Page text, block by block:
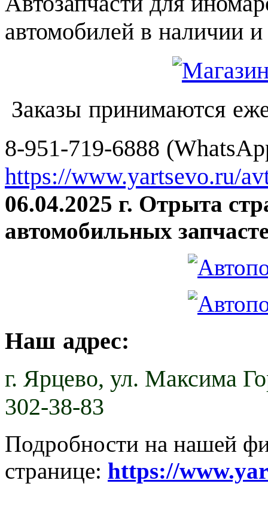
автомобилей в наличии и
Заказы принимаются
8-951-719-6888
https://www.yartsevo.ru/
06.04.2025 г. Отрыта
автомобильных
Наш адрес:
г. Ярцево, ул. Максима
302-38-83
Подробности на нашей
странице: https://